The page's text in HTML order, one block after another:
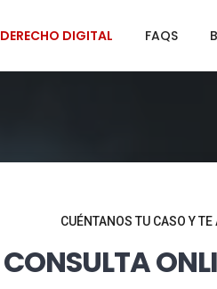
DERECHO DIGITAL FAQS
CUÉNTANOS TU CASO Y
CONSULTA